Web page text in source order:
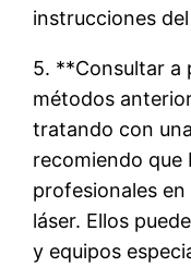
instrucciones
5. **Consultar a
métodos
tratando con
recomiendo que
profesionales
láser. Ellos
y equipos